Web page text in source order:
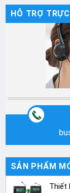
HỖ TRỢ
SẢN PHẨM
Thiết